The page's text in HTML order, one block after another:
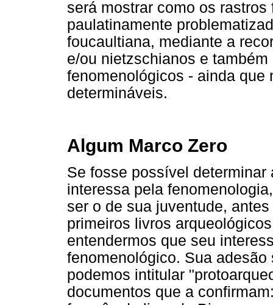
será mostrar como os
paulatinamente
foucaultiana, mediante a
e/ou nietzschianos e
fenomenológicos - ainda que
determináveis.
Algum Marco Zero
Se fosse possível
interessa pela
ser o de sua juventude,
primeiros livros
entendermos que seu
fenomenológico. Sua
podemos intitular
documentos que a